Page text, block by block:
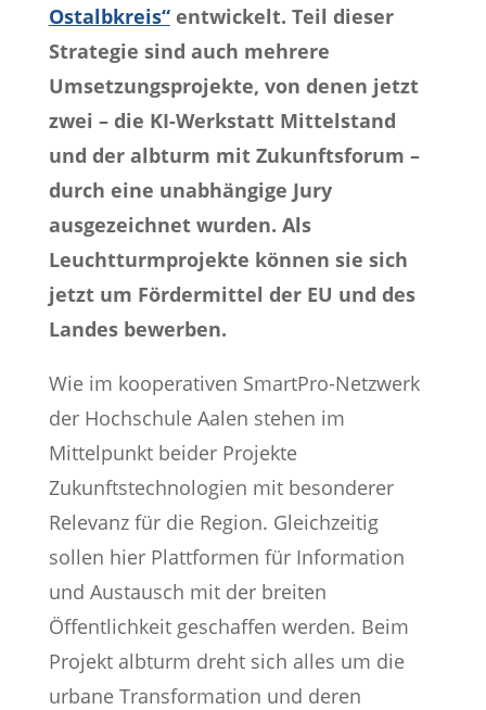
Ostalbkreis“entwickelt. Teil dieser
Strategie sind auch mehrere
Umsetzungsprojekte, von denen jetzt
zwei – die KI-Werkstatt Mittelstand
und der albturm mit Zukunftsforum –
durch eine unabhängige Jury
ausgezeichnet wurden. Als
Leuchtturmprojekte können sie sich
jetzt um Fördermittel der EU und des
Landes bewerben.
Wie im kooperativen SmartPro-Netzwerk
der Hochschule Aalen stehen im
Mittelpunkt beider Projekte
Zukunftstechnologien mit besonderer
Relevanz für die Region. Gleichzeitig
sollen hier Plattformen für Information
und Austausch mit der breiten
Öffentlichkeit geschaffen werden. Beim
Projekt albturm dreht sich alles um die
urbane Transformation und deren